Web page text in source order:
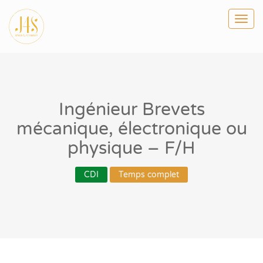
Ingénieur Brevets
mécanique, électronique ou
physique – F/H
CDI Temps complet